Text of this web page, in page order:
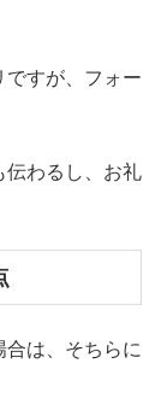
ですが、フォー
伝わるし、お礼
は、そちらに